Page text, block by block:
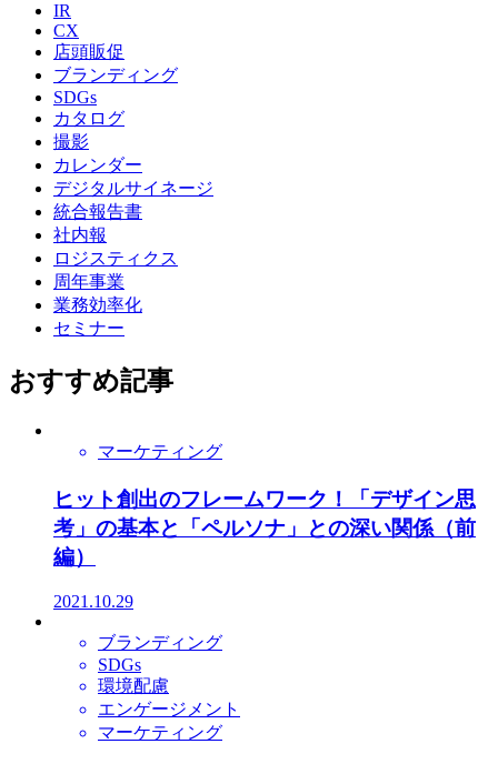
IR
CX
店頭販促
ブランディング
SDGs
カタログ
撮影
カレンダー
デジタルサイネージ
統合報告書
社内報
ロジスティクス
周年事業
業務効率化
セミナー
おすすめ記事
マーケティング
ヒット創出のフレームワーク！「デザイン思
考」の基本と「ペルソナ」との深い関係（前
編）
2021.10.29
ブランディング
SDGs
環境配慮
エンゲージメント
マーケティング